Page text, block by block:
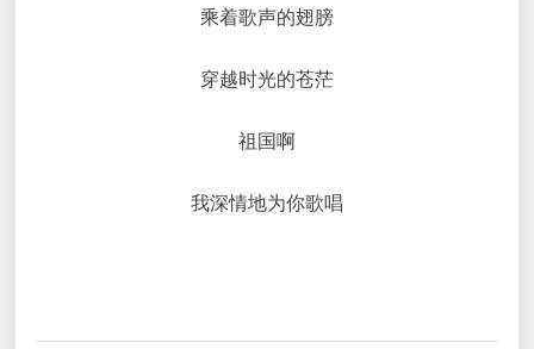
乘着歌声的翅膀
穿越时光的苍茫
祖国啊
我深情地为你歌唱